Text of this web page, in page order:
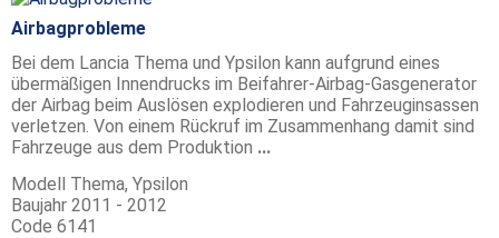
Airbagprobleme
Bei dem Lancia Thema und Ypsilon kann aufgrund eines
übermäßigen Innendrucks im Beifahrer-Airbag-Gasgenerator
der Airbag beim Auslösen explodieren und Fahrzeuginsassen
verletzen. Von einem Rückruf im Zusammenhang damit sind
Fahrzeuge aus dem Produktion ...
Modell Thema, Ypsilon
Baujahr 2011 - 2012
Code 6141